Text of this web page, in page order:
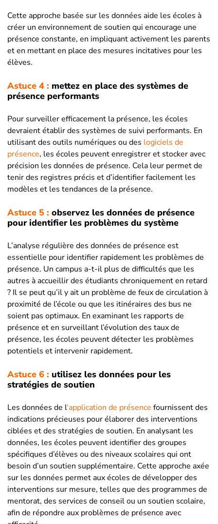
Cette approche basée sur les données aide les écoles à
créer un environnement de soutien qui encourage une
présence constante, en impliquant activement les parents
et en mettant en place des mesures incitatives pour les
élèves.
Astuce 4 : mettez en place des systèmes de
présence performants
Pour surveiller efficacement la présence, les écoles
devraient établir des systèmes de suivi performants. En
utilisant des outils numériques ou des logiciels de
présence, les écoles peuvent enregistrer et stocker avec
précision les données de présence. Cela leur permet de
tenir des registres précis et d’identifier facilement les
modèles et les tendances de la présence.
Astuce 5 : observez les données de présence
pour identifier les problèmes du système
L’analyse régulière des données de présence est
essentielle pour identifier rapidement les problèmes de
présence. Un campus a-t-il plus de difficultés que les
autres à accueillir des étudiants chroniquement en retard
? Il se peut qu’il y ait un problème de feux de circulation à
proximité de l’école ou que les itinéraires des bus ne
soient pas optimaux. En examinant les rapports de
présence et en surveillant l’évolution des taux de
présence, les écoles peuvent détecter les problèmes
potentiels et intervenir rapidement.
Astuce 6 : utilisez les données pour les
stratégies de soutien
Les données de l‘application de présence fournissent des
indications précieuses pour élaborer des interventions
ciblées et des stratégies de soutien. En analysant les
données, les écoles peuvent identifier des groupes
spécifiques d’élèves ou des niveaux scolaires qui ont
besoin d’un soutien supplémentaire. Cette approche axée
sur les données permet aux écoles de développer des
interventions sur mesure, telles que des programmes de
mentorat, des services de conseil ou un soutien scolaire,
afin de répondre aux problèmes de présence avec